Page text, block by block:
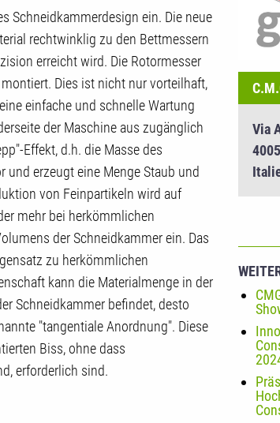
Schneidkammerdesign ein. Die neue
rechtwinklig zu den Bettmessern
erreicht wird. Die Rotormesser
Dies ist nicht nur vorteilhaft,
einfache und schnelle Wartung
der Maschine aus zugänglich
Effekt, d.h. die Masse des
erzeugt eine Menge Staub und
von Feinpartikeln wird auf
mehr bei herkömmlichen
der Schneidkammer ein. Das
zu herkömmlichen
kann die Materialmenge in der
Schneidkammer befindet, desto
"tangentiale Anordnung". Diese
Biss, ohne dass
erforderlich sind.
Via